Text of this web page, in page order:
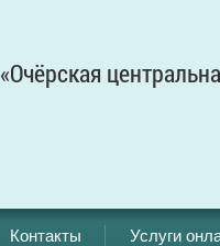
Контакты Услуги